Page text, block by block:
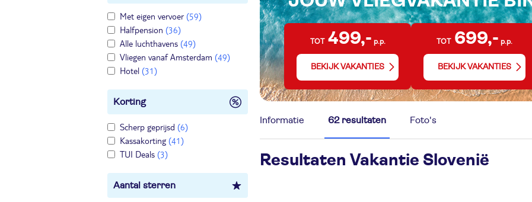
Met eigen vervoer(59)
Halfpension (36)
Alle luchthavens (49)
Vliegen vanaf Amsterdam (49)
Hotel (31)
Korting
Scherp geprijsd (6)
Kassakorting (41)
TUI Deals (3)
Aantal sterren
TOT 499,- p.p.
BEKIJK VAKANTIES
TOT 699,- p.p.
BEKIJK VAKANTIES
Informatie 62 resultaten Foto's
Resultaten Vakantie Slovenië